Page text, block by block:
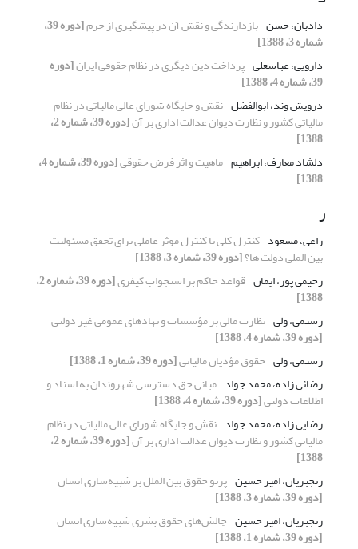
دادبان، حسن بازدارندگی و نقش آن در پیشگیری از جرم [دوره 39،
شماره 3، 1388]
دارویی، عباسعلی پرداخت دین دیگری در نظام حقوقی ایران[دوره
39، شماره 4، 1388]
درویش وند، ابوالفضل نقش و جایگاه شورای عالی مالیاتی در نظام
مالیاتی کشور و نظارت دیوان عدالت اداری بر آن [دوره 39، شماره 2،
1388]
دلشاد معارف، ابراهیم ماهیت و اثر فرض حقوقی [دوره 39، شماره 4،
1388]
ر
راعی، مسعود کنترل کلی یا کنترل موثر عاملی برای تحقق مسئولیت
بین الملی دولت ها؟[دوره 39، شماره 3، 1388]
رحیمی پور، ایمان قواعد حاکم بر استجواب کیفری [دوره 39، شماره 2،
1388]
رستمی، ولی نظارت مالی بر مؤسسات و نهادهای عمومی غیر دولتی
[دوره 39، شماره 4، 1388]
رستمی، ولی حقوق مؤدیان مالیاتی[دوره 39، شماره 1، 1388]
رضائی زاده، محمد جواد مبانی حق دسترسی شهروندان به اسناد و
اطلاعات دولتی[دوره 39، شماره 4، 1388]
رضایی زاده، محمد جواد نقش و جایگاه شورای عالی مالیاتی در نظام
مالیاتی کشور و نظارت دیوان عدالت اداری بر آن [دوره 39، شماره 2،
1388]
رنجبریان، امیر حسین پرتو حقوق بین الملل بر شبیه‌سازی انسان
[دوره 39، شماره 3، 1388]
رنجبریان، امیر حسین چالش‌های حقوق بشری شبیه‌سازی انسان
[دوره 39، شماره 1، 1388]